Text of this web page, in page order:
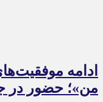
ادامه
من»؛ حضور در